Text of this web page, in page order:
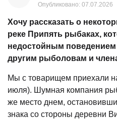
Опубликовано: 07.07.2026
Хочу рассказать о
реке Припять рыбаках,
недостойным
другим рыболовам и
Мы с товарищем приехали
июля). Шумная компания
же место днем,
знака со стороны деревни